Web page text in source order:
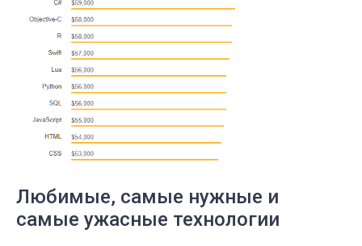
Любимые, самые нужные и
самые ужасные технологии